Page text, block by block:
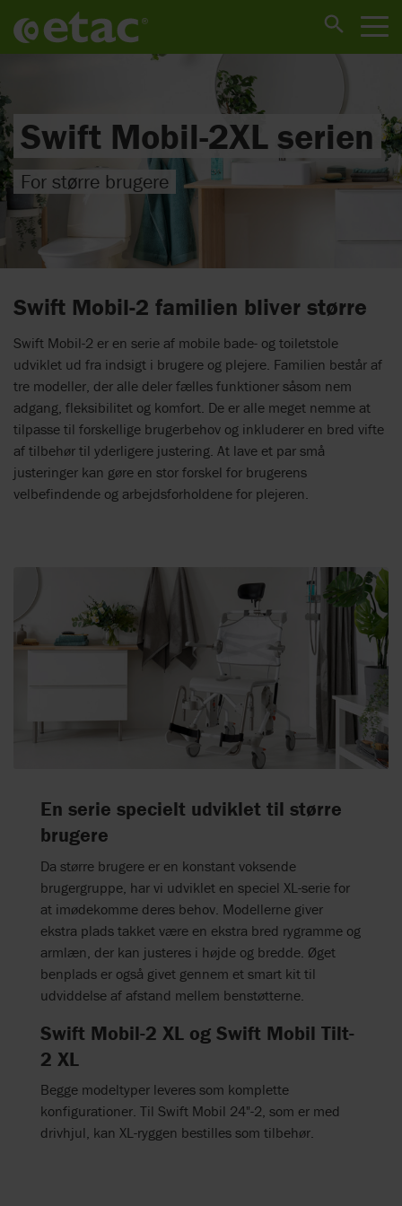
Swift Mobil-2XL serien
For større brugere
Swift Mobil-2 familien bliver større
Swift Mobil-2 er en serie af mobile bade- og toiletstole
udviklet ud fra indsigt i brugere og plejere. Familien består af
tre modeller, der alle deler fælles funktioner såsom nem
adgang, fleksibilitet og komfort. De er alle meget nemme at
tilpasse til forskellige brugerbehov og inkluderer en bred vifte
af tilbehør til yderligere justering. At lave et par små
justeringer kan gøre en stor forskel for brugerens
velbefindende og arbejdsforholdene for plejeren.
En serie specielt udviklet til større
brugere
Da større brugere er en konstant voksende
brugergruppe, har vi udviklet en speciel XL-serie for
at imødekomme deres behov. Modellerne giver
ekstra plads takket være en ekstra bred rygramme og
armlæn, der kan justeres i højde og bredde. Øget
benplads er også givet gennem et smart kit til
udviddelse af afstand mellem benstøtterne.
Swift Mobil-2 XL og Swift Mobil Tilt-
2 XL
Begge modeltyper leveres som komplette
konfigurationer. Til Swift Mobil 24"-2, som er med
drivhjul, kan XL-ryggen bestilles som tilbehør.